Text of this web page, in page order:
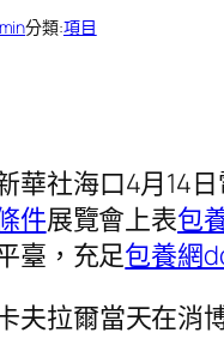
分類:項目
華社海口4月14
件展覽會上表包
臺，充足包養網
夫拉爾當天在消